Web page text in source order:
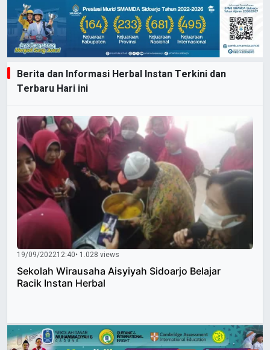
Berita dan Informasi Herbal Instan Terkini dan
Terbaru Hari ini
19/09/202212:40• 1.028 views
Sekolah Wirausaha Aisyiyah Sidoarjo Belajar
Racik Instan Herbal